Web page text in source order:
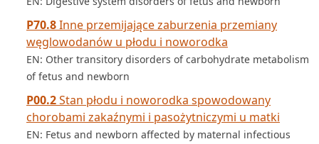
P70.8Inne przemijające zaburzenia przemiany
węglowodanów u płodu i noworodka
EN: Other transitory disorders of carbohydrate metabolism
of fetus and newborn
P00.2Stan płodu i noworodka spowodowany
chorobami zakaźnymi i pasożytniczymi u matki
EN: Fetus and newborn affected by maternal infectious